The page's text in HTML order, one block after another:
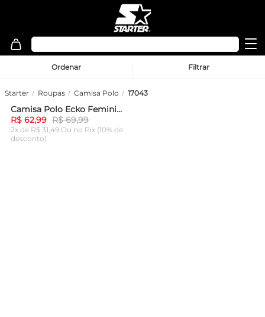
Ordenar Filtrar
Starter Roupas Camisa Polo 17043
-10%Camisa Polo Ecko Feminina Cropped Especial Azul Claro
R$ 62,99 R$ 69,99
2x de R$ 31,49 Ou no Pix (10% de
desconto)